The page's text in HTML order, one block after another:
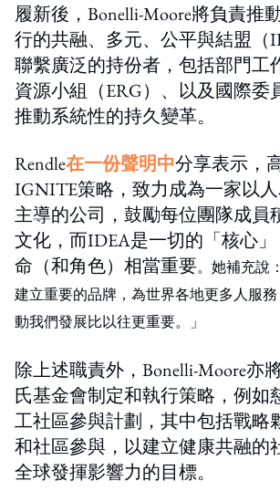
履新後，Bonelli-Moore將負責推
行的共融、多元、公平與結盟（
聯繫廣泛的持份者，包括部門工
資源小組（ERG）、以及國際委
推動系統性的持久變革。
Rendle在一份聲明中分享表示，
IGNITE策略，致力成為一家以
主導的公司，鼓勵每位團隊成員
文化，而IDEA是一切的「核心
命（和角色）相當重要。她補充說
建立重要的品牌，為世界各地更多人服
動我們發展比以往更重要。」
除上述職責外，Bonelli-Moore亦
氏基金會制定和執行策略，例如
工社區參與計劃，其中包括戰略
和社區參與，以建立健康共融的
全球發揮影響力的目標。